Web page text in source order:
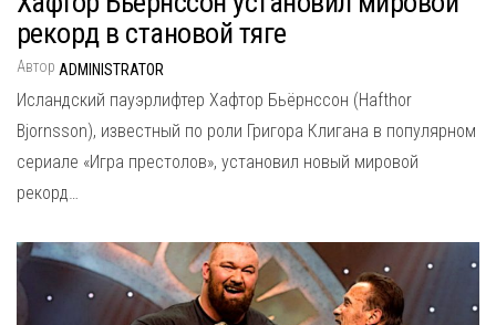
рекорд в становой тяге
Автор ADMINISTRATOR
Исландский пауэрлифтер Хафтор Бьёрнссон (Hafthor
Bjornsson), известный по роли Григора Клигана в популярном
сериале «Игра престолов», установил новый мировой
рекорд…